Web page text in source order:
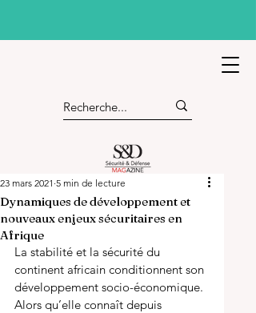
Dynamiques de développement et
nouveaux enjeux sécuritaires en
Afrique
23 mars 2021 5 min de lecture
La stabilité et la sécurité du
continent africain conditionnent son
développement socio-économique.
Alors qu’elle connaît depuis